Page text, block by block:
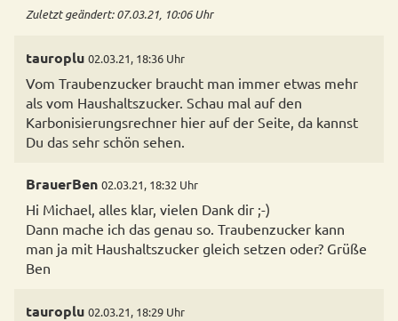
Zuletzt geändert: 07.03.21, 10:06 Uhr
tauroplu 02.03.21, 18:36 Uhr
Vom Traubenzucker braucht man immer etwas mehr
als vom Haushaltszucker. Schau mal auf den
Karbonisierungsrechner hier auf der Seite, da kannst
Du das sehr schön sehen.
BrauerBen 02.03.21, 18:32 Uhr
Hi Michael, alles klar, vielen Dank dir ;-)
Dann mache ich das genau so. Traubenzucker kann
man ja mit Haushaltszucker gleich setzen oder? Grüße
Ben
tauroplu 02.03.21, 18:29 Uhr